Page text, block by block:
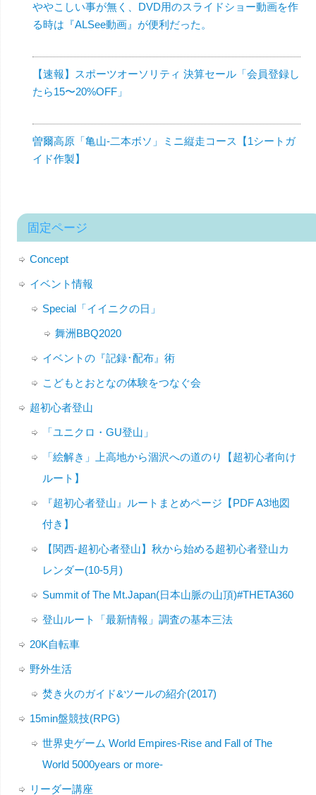
ややこしい事が無く、DVD用のスライドショー動画を作
る時は『ALSee動画』が便利だった。
【速報】スポーツオーソリティ 決算セール「会員登録し
たら15〜20%OFF」
曽爾高原「亀山-二本ボソ」ミニ縦走コース【1シートガ
イド作製】
固定ページ
Concept
イベント情報
Special「イイニクの日」
舞洲BBQ2020
イベントの『記録･配布』術
こどもとおとなの体験をつなぐ会
超初心者登山
「ユニクロ・GU登山」
「絵解き」上高地から涸沢への道のり【超初心者向け
ルート】
『超初心者登山』ルートまとめページ【PDF A3地図
付き】
【関西-超初心者登山】秋から始める超初心者登山カ
レンダー(10-5月)
Summit of The Mt.Japan(日本山脈の山頂)#THETA360
登山ルート「最新情報」調査の基本三法
20K自転車
野外生活
焚き火のガイド&ツールの紹介(2017)
15min盤競技(RPG)
世界史ゲーム World Empires-Rise and Fall of The
World 5000years or more-
リーダー講座